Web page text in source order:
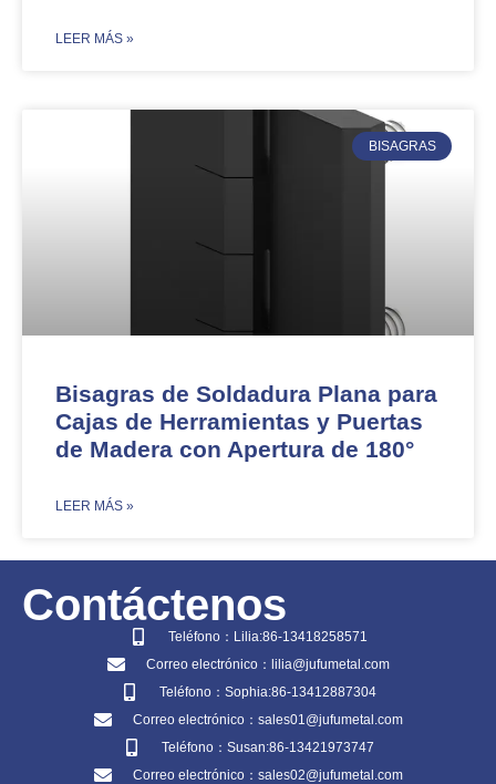
​LEER MÁS »
BISAGRAS
Bisagras de Soldadura Plana para
Cajas de Herramientas y Puertas
de Madera con Apertura de 180°
​LEER MÁS »
Contáctenos
Teléfono：Lilia:86-13418258571
Correo electrónico：lilia@jufumetal.com
Teléfono：Sophia:86-13412887304
Correo electrónico：sales01@jufumetal.com
Teléfono：Susan:86-13421973747
Correo electrónico：sales02@jufumetal.com